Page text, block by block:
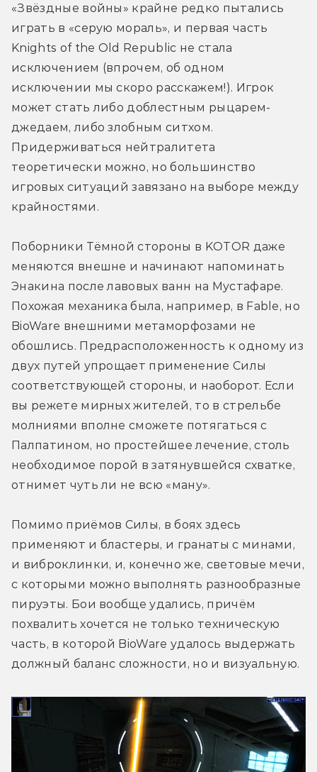
«Звёздные войны» крайне редко пытались
играть в «серую мораль», и первая часть
Knights of the Old Republic не стала
исключением (впрочем, об одном
исключении мы скоро расскажем!). Игрок
может стать либо доблестным рыцарем-
джедаем, либо злобным ситхом.
Придерживаться нейтралитета
теоретически можно, но большинство
игровых ситуаций завязано на выборе между
крайностями.
Поборники Тёмной стороны в KOTOR даже
меняются внешне и начинают напоминать
Энакина после лавовых ванн на Мустафаре.
Похожая механика была, например, в Fable, но
BioWare внешними метаморфозами не
обошлись. Предрасположенность к одному из
двух путей упрощает применение Силы
соответствующей стороны, и наоборот. Если
вы режете мирных жителей, то в стрельбе
молниями вполне сможете потягаться с
Палпатином, но простейшее лечение, столь
необходимое порой в затянувшейся схватке,
отнимет чуть ли не всю «ману».
Помимо приёмов Силы, в боях здесь
применяют и бластеры, и гранаты с минами,
и виброклинки, и, конечно же, световые мечи,
с которыми можно выполнять разнообразные
пируэты. Бои вообще удались, причём
похвалить хочется не только техническую
часть, в которой BioWare удалось выдержать
должный баланс сложности, но и визуальную.